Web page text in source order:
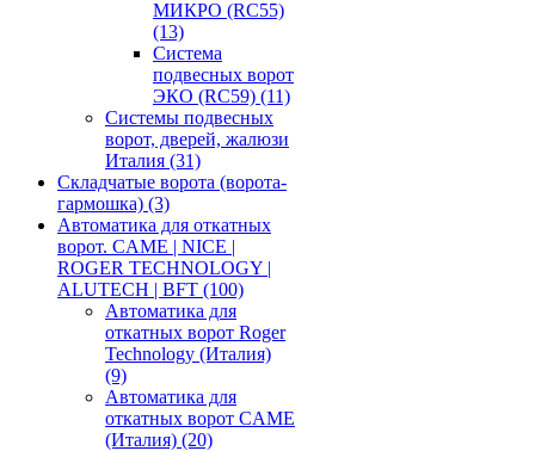
МИКРО (RC55)
(13)
Система
подвесных ворот
ЭКО (RC59) (11)
Системы подвесных
ворот, дверей, жалюзи
Италия (31)
Складчатые ворота (ворота-
гармошка) (3)
Автоматика для откатных
ворот. CAME | NICE |
ROGER TECHNOLOGY |
ALUTECH | BFT (100)
Автоматика для
откатных ворот Roger
Technology (Италия)
(9)
Автоматика для
откатных ворот CAME
(Италия) (20)